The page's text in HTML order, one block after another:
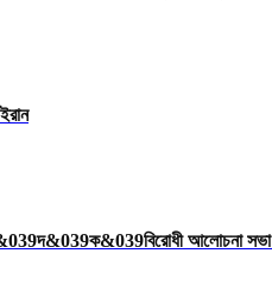
মা&039দ&039ক&039বিরোধী আলোচনা